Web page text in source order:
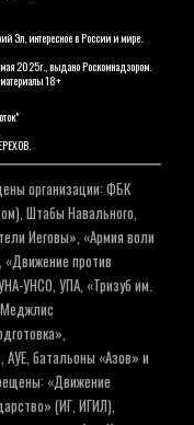
Эл, интересное в России и мире.
2025г., выдано Роскомнадзором.
18+
организации: ФБК
Штабы Навального,
Иеговы», «Армия воли
против
УНСО, УПА, «Тризуб им.
АУЕ, батальоны «Азов» и
«Движение
(ИГ, ИГИЛ),